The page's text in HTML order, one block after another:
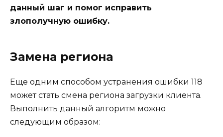
данный шаг и помог исправить
злополучную ошибку.
Замена региона
Еще одним способом устранения ошибки 118
может стать смена региона загрузки клиента.
Выполнить данный алгоритм можно
следующим образом: